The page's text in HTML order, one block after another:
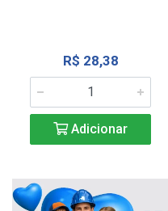
R$ 28,38
Adicionar